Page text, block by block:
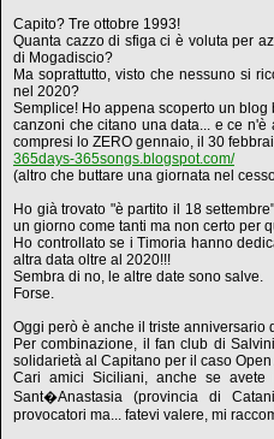
Capito? Tre ottobre 1993!
Quanta cazzo di sfiga ci è voluta per
di Mogadiscio?
Ma soprattutto, visto che nessuno si
nel 2020?
Semplice! Ho appena scoperto un
canzoni che citano una data... e ce
compresi lo ZERO gennaio, il 30
365days-365songs.blogspot.com/
(altro che buttare una giornata nel
Ho già trovato "è partito il 18
un giorno come tanti ma non certo per
Ho controllato se i Timoria hanno
altra data oltre al 2020!!!
Sembra di no, le altre date sono salve.
Forse.
Oggi però è anche il triste anniversario
Per combinazione, il fan club di
solidarietà al Capitano per il caso Open
Cari amici Siciliani, anche se
Sant�Anastasia (provincia di
provocatori ma... fatevi valere, mi